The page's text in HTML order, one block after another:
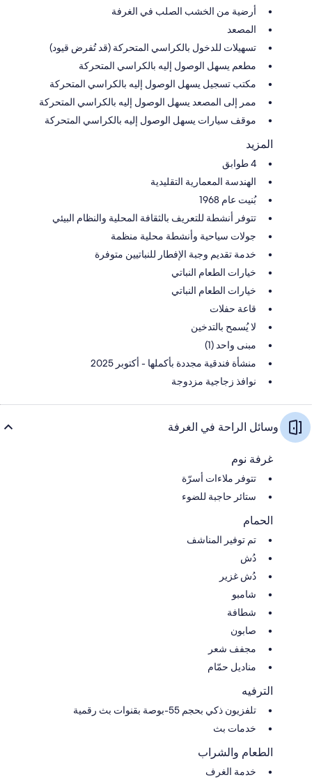
أرضية من الخشب الصلب في الغرفة
المصعد
تسهيلات للدخول بالكراسي المتحركة (قد تُفرض قيود)
مطعم يسهل الوصول إليه بالكراسي المتحركة
مكتب تسجيل يسهل الوصول إليه بالكراسي المتحركة
ممر إلى المصعد يسهل الوصول إليه بالكراسي المتحركة
موقف سيارات يسهل الوصول إليه بالكراسي المتحركة
المزيد
4 طوابق
الهندسة المعمارية التقليدية
بُنيت عام 1968
تتوفر أنشطة للتعريف بالثقافة المحلية والنظام البيئي
جولات سياحية وأنشطة محلية منظمة
خدمة تقديم وجبة الإفطار للنباتيين متوفرة
خيارات الطعام النباتي
خيارات الطعام النباتي
قاعة حفلات
لا يُسمح بالتدخين
مبنى واحد (1)
منشأة فندقية مجددة بأكملها - أكتوبر 2025
نوافذ زجاجية مزدوجة
وسائل الراحة في الغرفة
غرفة نوم
تتوفر ملاءات أسرّة
ستائر حاجبة للضوء
الحمام
تم توفير المناشف
دُش
دُش غزير
شامبو
شطافة
صابون
مجفف شعر
مناديل حمّام
الترفيه
تلفزيون ذكي بحجم 55-بوصة بقنوات بث رقمية
خدمات بث
الطعام والشراب
خدمة الغرف